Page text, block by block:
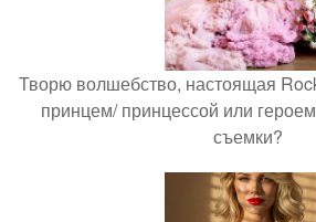
Творю волшебство, настоящая
принцем/ принцессой или
съемки?